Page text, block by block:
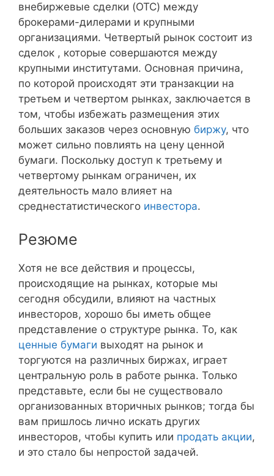
внебиржевые сделки (OTC) между
брокерами-дилерами и крупными
организациями. Четвертый рынок состоит из
сделок , которые совершаются между
крупными институтами. Основная причина,
по которой происходят эти транзакции на
третьем и четвертом рынках, заключается в
том, чтобы избежать размещения этих
больших заказов через основную биржу, что
может сильно повлиять на цену ценной
бумаги. Поскольку доступ к третьему и
четвертому рынкам ограничен, их
деятельность мало влияет на
среднестатистического инвестора.
Резюме
Хотя не все действия и процессы,
происходящие на рынках, которые мы
сегодня обсудили, влияют на частных
инвесторов, хорошо бы иметь общее
представление о структуре рынка. То, как
ценные бумаги выходят на рынок и
торгуются на различных биржах, играет
центральную роль в работе рынка. Только
представьте, если бы не существовало
организованных вторичных рынков; тогда бы
вам пришлось лично искать других
инвесторов, чтобы купить или продать акции,
и это стало бы непростой задачей.